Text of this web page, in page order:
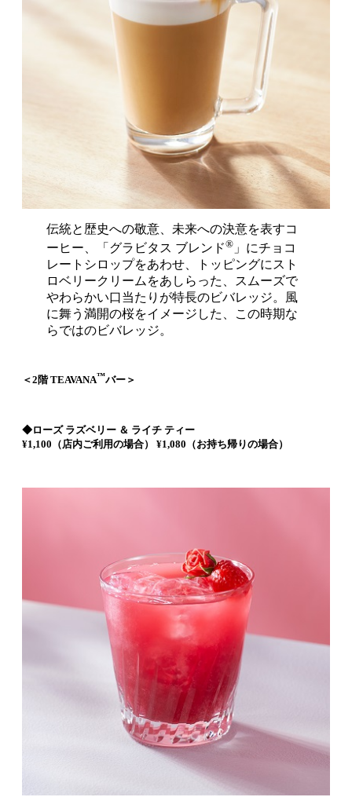
伝統と歴史への敬意、未来への決意を表すコ
ーヒー、「グラビタス ブレンド® 」にチョコ
レートシロップをあわせ、トッピングにスト
ロベリークリームをあしらった、スムーズで
やわらかい口当たりが特長のビバレッジ。風
に舞う満開の桜をイメージした、この時期な
らではのビバレッジ。
＜2階 TEAVANA™バー＞
◆ローズ ラズベリー ＆ ライチ ティー
¥1,100（店内ご利用の場合） ¥1,080（お持ち帰りの場合）